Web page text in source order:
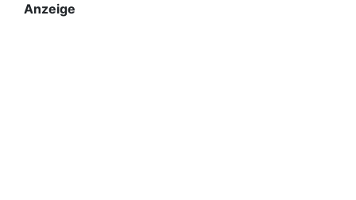
Anzeige